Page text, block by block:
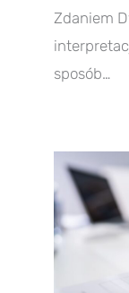
Zdaniem
sposób…